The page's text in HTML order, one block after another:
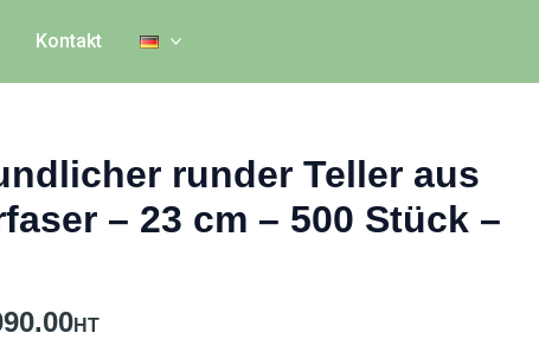
Kontakt
runder Teller aus
– 23 cm – 500 Stück –